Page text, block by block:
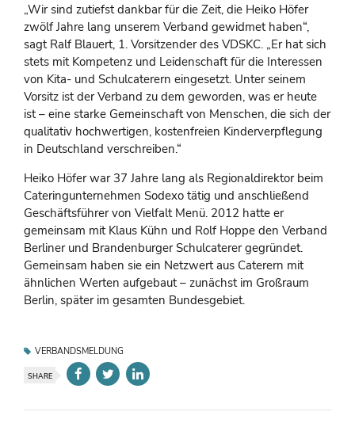
„Wir sind zutiefst dankbar für die Zeit, die Heiko Höfer
zwölf Jahre lang unserem Verband gewidmet haben“,
sagt Ralf Blauert, 1. Vorsitzender des VDSKC. „Er hat sich
stets mit Kompetenz und Leidenschaft für die Interessen
von Kita- und Schulcaterern eingesetzt. Unter seinem
Vorsitz ist der Verband zu dem geworden, was er heute
ist – eine starke Gemeinschaft von Menschen, die sich der
qualitativ hochwertigen, kostenfreien Kinderverpflegung
in Deutschland verschreiben.“
Heiko Höfer war 37 Jahre lang als Regionaldirektor beim
Cateringunternehmen Sodexo tätig und anschließend
Geschäftsführer von Vielfalt Menü. 2012 hatte er
gemeinsam mit Klaus Kühn und Rolf Hoppe den Verband
Berliner und Brandenburger Schulcaterer gegründet.
Gemeinsam haben sie ein Netzwert aus Caterern mit
ähnlichen Werten aufgebaut – zunächst im Großraum
Berlin, später im gesamten Bundesgebiet.
VERBANDSMELDUNG
SHARE